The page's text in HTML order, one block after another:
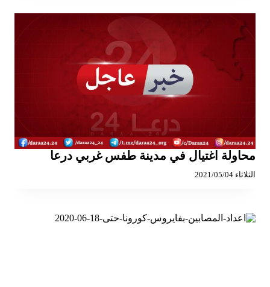
محاولة اغتيال في مدينة طفس غربي درعا
الثلاثاء 2021/05/04